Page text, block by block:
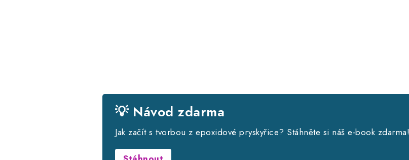
💡 Návod zdarma
Jak začít s tvorbou z epoxidové pryskyřice? Stáhněte si náš e-book zdarma!